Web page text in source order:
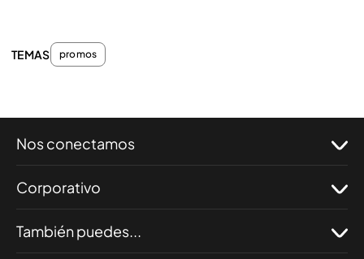
TEMAS promos
Nos conectamos
Corporativo
También puedes...